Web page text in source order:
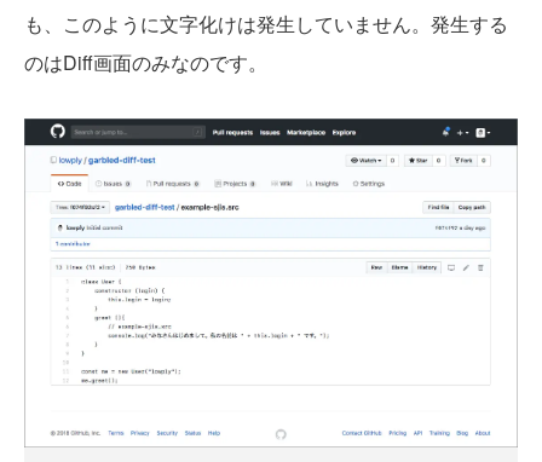
も、このように文字化けは発生していません。発生する
のはDiff画面のみなのです。